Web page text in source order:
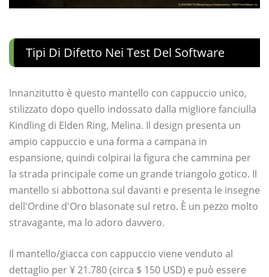
Tipi Di Difetto Nei Test Del Software
Innanzitutto è questo mantello con cappuccio unico,
stilizzato dopo quello indossato dalla migliore fanciulla
Kindling di Elden Ring, Melina. Il design presenta un
ampio cappuccio e una forma a campana in
espansione, quindi colpirai la figura che cammina per
la strada principale come un grande triangolo gotico. Il
mantello si abbottona sul davanti e presenta le insegne
dell'Ordine d'Oro blasonate sul retro. È un pezzo molto
stravagante, ma lo adoro davvero.
Il mantello/giacca con cappuccio viene venduto al
dettaglio per ¥ 21.780 (circa $ 150 USD) e può essere